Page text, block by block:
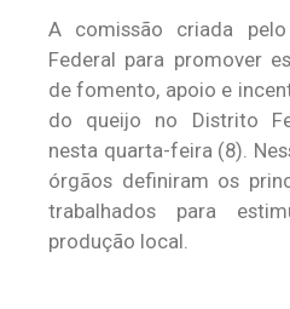
A comissão criada
Federal para promover
de fomento, apoio e
do queijo no Distrito
nesta quarta-feira (8).
órgãos definiram os
trabalhados para
produção local.